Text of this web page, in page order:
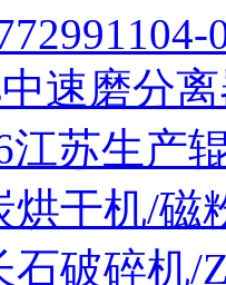
04-
中速磨分
江苏生产
烘干机/
石破碎机